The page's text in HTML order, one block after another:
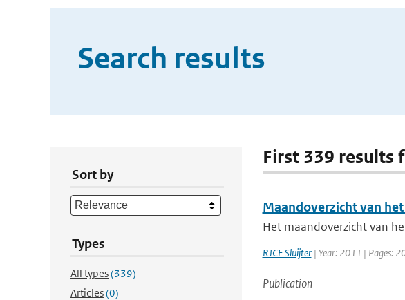
Search results
Sort by
Types
All types(339)
Articles(0)
First 339 results
Maandoverzicht van
Het maandoverzicht van
RJCF Sluijter| Year: 2011 | Pages:
Publication